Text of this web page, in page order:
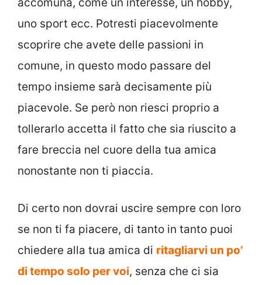
uno sport ecc. Potresti piacevolmente
scoprire che avete delle passioni in
comune, in questo modo passare del
tempo insieme sarà decisamente più
piacevole. Se però non riesci proprio a
tollerarlo accetta il fatto che sia riuscito a
fare breccia nel cuore della tua amica
nonostante non ti piaccia.
Di certo non dovrai uscire sempre con loro
se non ti fa piacere, di tanto in tanto puoi
chiedere alla tua amica di ritagliarvi un po’
di tempo solo per voi, senza che ci sia